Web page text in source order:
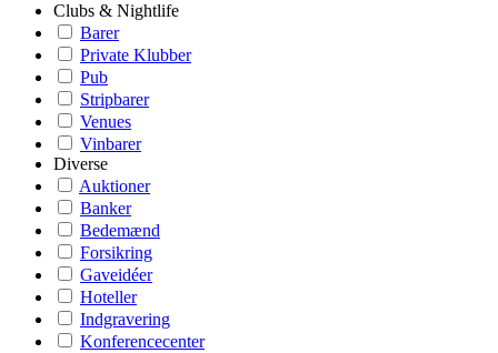
Clubs & Nightlife
Barer
Private Klubber
Pub
Stripbarer
Venues
Vinbarer
Diverse
Auktioner
Banker
Bedemænd
Forsikring
Gaveidéer
Hoteller
Indgravering
Konferencecenter